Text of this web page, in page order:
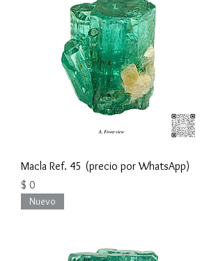
Macla Ref. 45 (precio por WhatsApp)
Precio
$ 0
Nuevo